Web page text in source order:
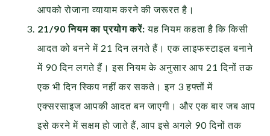
आपको रोजाना व्यायाम करने की जरूरत है।
21/90 नियम का प्रयोग करें: यह नियम कहता है कि किसी
आदत को बनने में 21 दिन लगते हैं। एक लाइफस्टाइल बनाने
में 90 दिन लगते हैं। इस नियम के अनुसार आप 21 दिनों तक
एक भी दिन स्किप नहीं कर सकते। इन 3 हफ्तों में
एक्सरसाइज आपकी आदत बन जाएगी। और एक बार जब आप
इसे करने में सक्षम हो जाते हैं, आप इसे अगले 90 दिनों तक